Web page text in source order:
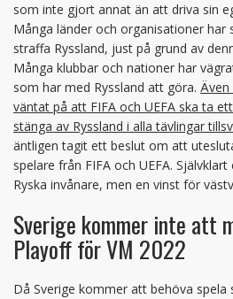
som inte gjort annat än att driva sin
Många länder och organisationer
straffa Ryssland, just på grund av
Många klubbar och nationer har
som har med Ryssland att göra.
väntat på att FIFA och UEFA ska ta
stänga av Ryssland i alla tävlingar
äntligen tagit ett beslut om att
spelare från FIFA och UEFA.
Ryska invånare, men en vinst för
Sverige kommer inte att
Playoff för VM 2022
Då Sverige kommer att behöva spela